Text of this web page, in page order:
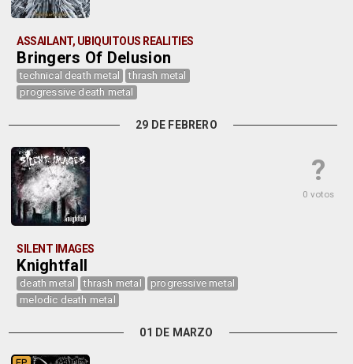
ASSAILANT, UBIQUITOUS REALITIES
Bringers Of Delusion
technical death metal
thrash metal
progressive death metal
29 DE FEBRERO
?
0 votos
SILENT IMAGES
Knightfall
death metal thrash metal
progressive metal
melodic death metal
01 DE MARZO